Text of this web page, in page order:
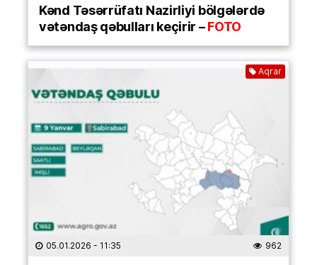
Kənd Təsərrüfatı Nazirliyi bölgələrdə
vətəndaş qəbulları keçirir –FOTO
Aqrar
05.01.2026 - 11:35 962